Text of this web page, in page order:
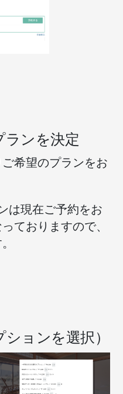
ランを決定
希望のプランをお
は現在ご予約をお
ておりますので、
ョンを選択）